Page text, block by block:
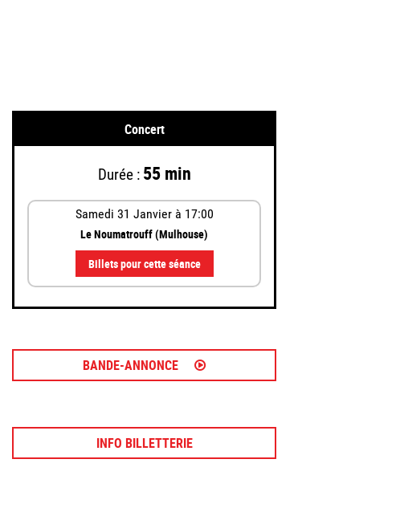
Concert
Durée : 55 min
Samedi 31 Janvierà 17:00
Le Noumatrouff (Mulhouse)
Billets pour cette séance
BANDE-ANNONCE
INFO BILLETTERIE